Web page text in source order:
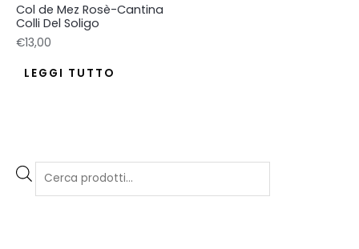
Col de Mez Rosè-Cantina
Colli Del Soligo
€13,00
LEGGI TUTTO